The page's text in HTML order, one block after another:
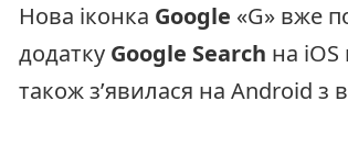
Нова іконка Google «G» вже
додатку Google Search на iOS
також з’явилася на Android з